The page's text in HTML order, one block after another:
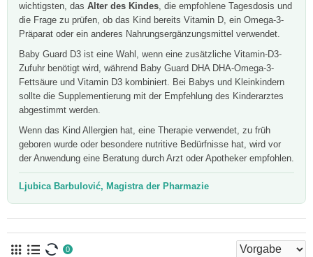
wichtigsten, das Alter des Kindes, die empfohlene Tagesdosis und
die Frage zu prüfen, ob das Kind bereits Vitamin D, ein Omega-3-
Präparat oder ein anderes Nahrungsergänzungsmittel verwendet.
Baby Guard D3 ist eine Wahl, wenn eine zusätzliche Vitamin-D3-
Zufuhr benötigt wird, während Baby Guard DHA DHA-Omega-3-
Fettsäure und Vitamin D3 kombiniert. Bei Babys und Kleinkindern
sollte die Supplementierung mit der Empfehlung des Kinderarztes
abgestimmt werden.
Wenn das Kind Allergien hat, eine Therapie verwendet, zu früh
geboren wurde oder besondere nutritive Bedürfnisse hat, wird vor
der Anwendung eine Beratung durch Arzt oder Apotheker empfohlen.
Ljubica Barbulović, Magistra der Pharmazie
0